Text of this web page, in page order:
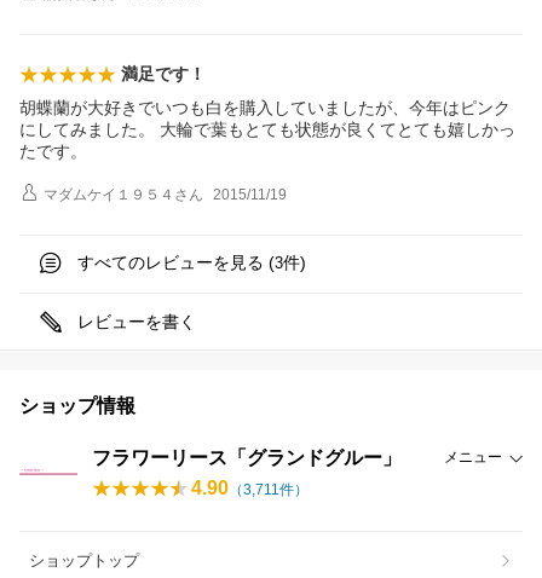
満足です！
胡蝶蘭が大好きでいつも白を購入していましたが、今年はピンク
にしてみました。 大輪で葉もとても状態が良くてとても嬉しかっ
たです。
マダムケイ１９５４ さん 2015/11/19
すべてのレビューを見る (3件)
レビューを書く
ショップ情報
フラワーリース「グランドグルー」 メニュー
4.90 （3,711件）
ショップトップ